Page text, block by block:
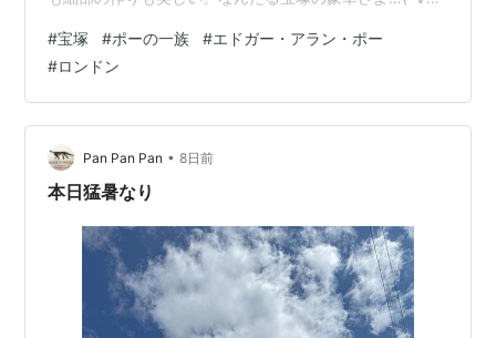
ルな笑顔がたまらなく素敵。 生演奏で歌って踊って台詞
もありの2時間半。舞台で常時稼働のトップスターのお仕
事量は如何なる量か。 どうやって覚えるんでしょう
ね…。 宝塚は、"ベルばらは絶対観たい"私でしたが、こ
れからはポーの一族も加わりました(*^^*) 兄妹愛とい…
#宝塚 #ポーの一族 #エドガー・アラン・ポー
#ロンドン
Pan Pan Pan • 8日前
本日猛暑なり